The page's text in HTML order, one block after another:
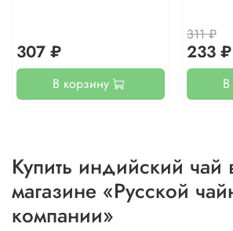
307 ₽
В корзину
311 ₽
233 ₽
Купить индийский чай
магазине «Русской
компании»